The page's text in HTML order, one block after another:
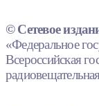
© Сетевое
«Федеральное
Всероссийская